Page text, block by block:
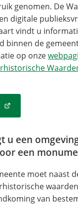
genomen. De
digitale
vindt u
binnen de
op onze
u een
een
moet naast
van